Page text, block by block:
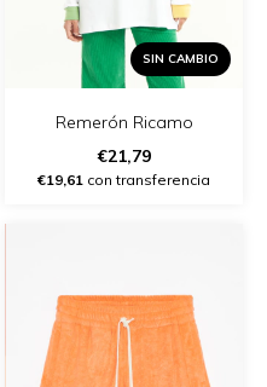
SIN CAMBIO
Remerón Ricamo
€21,79
€19,61 con transferencia